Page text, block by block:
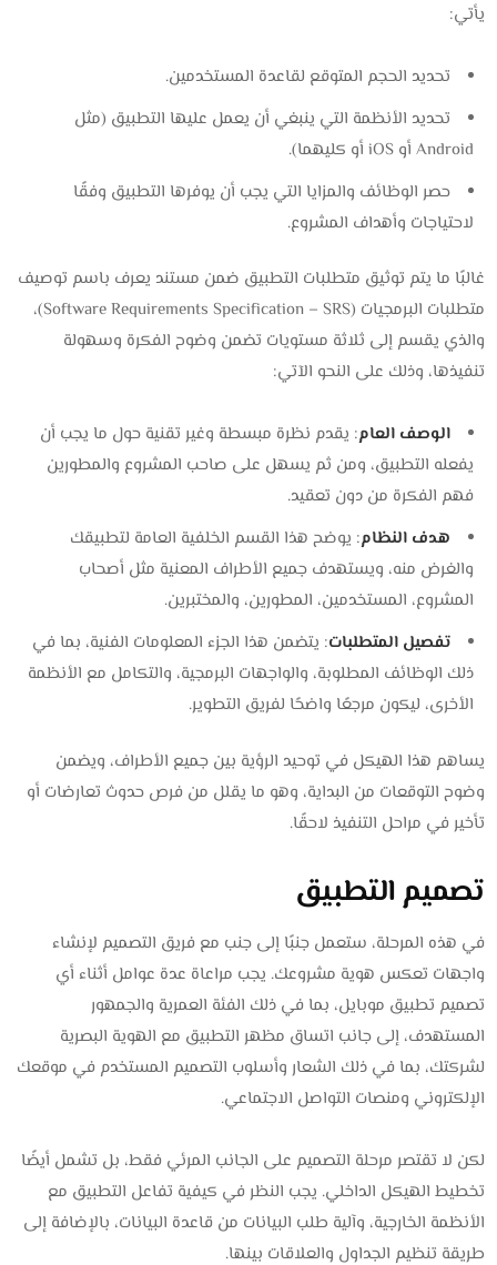
يأتي:
تحديد الحجم المتوقع لقاعدة المستخدمين.
تحديد الأنظمة التي ينبغي أن يعمل عليها التطبيق (مثل
Android أو iOS أو كليهما).
حصر الوظائف والمزايا التي يجب أن يوفرها التطبيق وفقًا
لاحتياجات وأهداف المشروع.
غالبًا ما يتم توثيق متطلبات التطبيق ضمن مستند يعرف باسم توصيف
متطلبات البرمجيات (Software Requirements Specification – SRS)،
والذي يقسم إلى ثلاثة مستويات تضمن وضوح الفكرة وسهولة
تنفيذها، وذلك على النحو الآتي:
الوصف العام: يقدم نظرة مبسطة وغير تقنية حول ما يجب أن
يفعله التطبيق، ومن ثم يسهل على صاحب المشروع والمطورين
فهم الفكرة من دون تعقيد.
هدف النظام: يوضح هذا القسم الخلفية العامة لتطبيقك
والغرض منه، ويستهدف جميع الأطراف المعنية مثل أصحاب
المشروع، المستخدمين، المطورين، والمختبرين.
تفصيل المتطلبات: يتضمن هذا الجزء المعلومات الفنية، بما في
ذلك الوظائف المطلوبة، والواجهات البرمجية، والتكامل مع الأنظمة
الأخرى، ليكون مرجعًا واضحًا لفريق التطوير.
يساهم هذا الهيكل في توحيد الرؤية بين جميع الأطراف، ويضمن
وضوح التوقعات من البداية، وهو ما يقلل من فرص حدوث تعارضات أو
تأخير في مراحل التنفيذ لاحقًا.
تصميم التطبيق
في هذه المرحلة، ستعمل جنبًا إلى جنب مع فريق التصميم لإنشاء
واجهات تعكس هوية مشروعك. يجب مراعاة عدة عوامل أثناء أي
تصميم تطبيق موبايل، بما في ذلك الفئة العمرية والجمهور
المستهدف، إلى جانب اتساق مظهر التطبيق مع الهوية البصرية
لشركتك، بما في ذلك الشعار وأسلوب التصميم المستخدم في موقعك
الإلكتروني ومنصات التواصل الاجتماعي.
لكن لا تقتصر مرحلة التصميم على الجانب المرئي فقط، بل تشمل أيضًا
تخطيط الهيكل الداخلي. يجب النظر في كيفية تفاعل التطبيق مع
الأنظمة الخارجية، وآلية طلب البيانات من قاعدة البيانات، بالإضافة إلى
طريقة تنظيم الجداول والعلاقات بينها.